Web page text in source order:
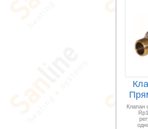
Клапан